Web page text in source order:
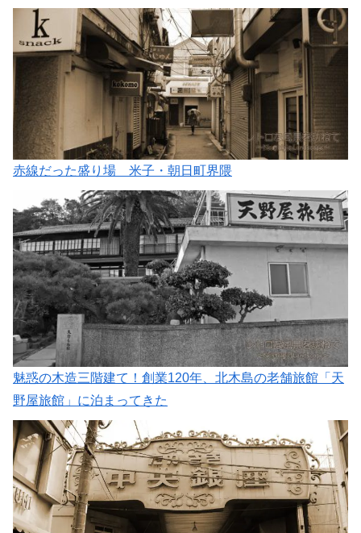
赤線だった盛り場 米子・朝日町界隈
魅惑の木造三階建て！創業120年、北木島の老舗旅館「天
野屋旅館」に泊まってきた